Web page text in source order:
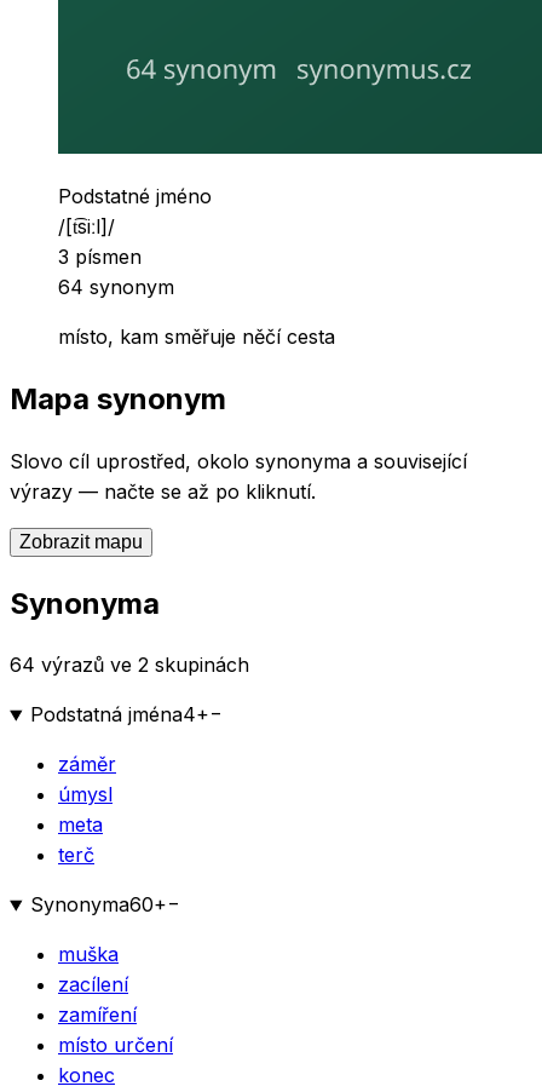
Slovní druh
Podstatné jméno
Výslovnost
/[t͡siːl]/
Počet písmen
3 písmen
Počet synonym
64 synonym
místo, kam směřuje něčí cesta
Mapa synonym
Slovo cíl uprostřed, okolo synonyma a související
výrazy — načte se až po kliknutí.
Zobrazit mapu
Synonyma
64 výrazů ve 2 skupinách
Podstatná jména4+−
záměr
úmysl
meta
terč
Synonyma60+−
muška
zacílení
zamíření
místo určení
konec